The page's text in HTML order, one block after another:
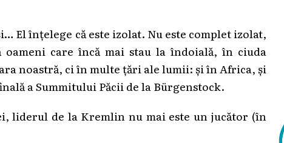
El înțelege că este izolat. Nu este complet izolat,
oameni care încă mai stau la îndoială, în ciuda
noastră, ci în multe țări ale lumii: și în Africa, și
a Summitului Păcii de la Bürgenstock.
liderul de la Kremlin nu mai este un jucător (în